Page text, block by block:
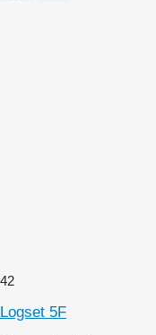
42
Logset 5F